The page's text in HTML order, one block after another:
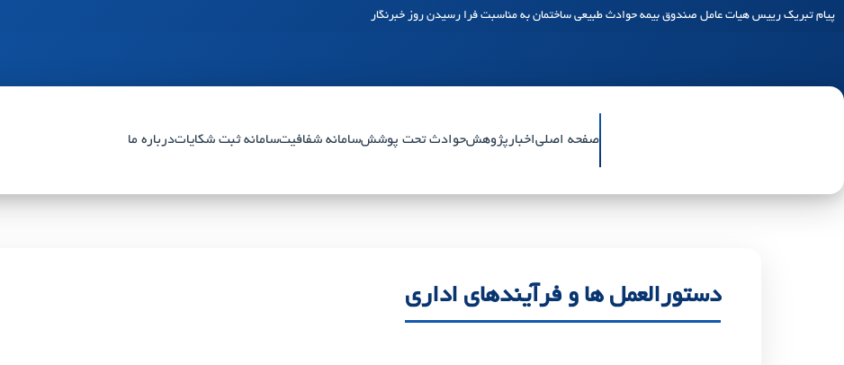
پیام تبریک رییس هیات عامل صندوق بیمه حوادث طبیعی ساختمان به مناسبت فرا رسیدن روز خبرنگار
صفحه اصلیاخبار پژوهشحوادث تحت پوششسامانه شفافیتسامانه ثبت شکایاتدرباره ما
دستورالعمل ها و فرآیندهای اداری